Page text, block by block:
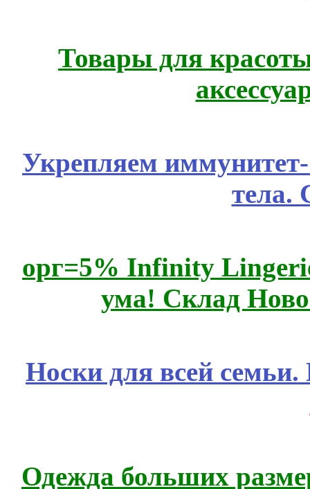
Товары для
Укрепляем
тела.
орг=5% Infinity
ума! Склад
Носки для всей
Одежда больших